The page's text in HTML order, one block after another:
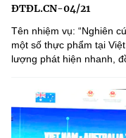
ĐTĐL.CN-04/21
Tên nhiệm vụ: “Nghiên
một số thực phẩm tại
lượng phát hiện nhanh,